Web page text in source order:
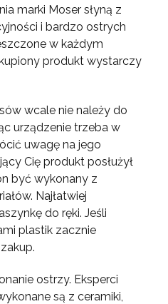
marki Moser słyną z
i bardzo ostrych
w każdym
produkt wystarczy
wcale nie należy do
urządzenie trzeba w
uwagę na jego
Cię produkt posłużył
być wykonany z
Najłatwiej
do ręki. Jeśli
plastik zacznie
ostrzy. Eksperci
są z ceramiki,